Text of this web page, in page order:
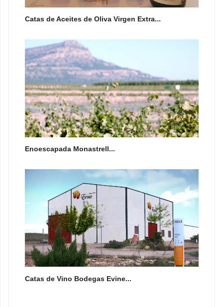
Catas de Aceites de Oliva Virgen Extra...
Enoescapada Monastrell...
Catas de Vino Bodegas Evine...